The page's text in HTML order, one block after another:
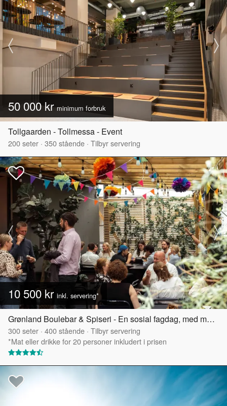
50 000 krminimum forbruk
Tollgaarden - Tollmessa - Event
200seter · 350stående · Tilbyr servering
10 500 kr inkl. servering*
Grønland Boulebar & Spiseri - En sosial fagdag, med møtepakke!
300seter · 400stående · Tilbyr servering
*Mat eller drikke for 20 personer inkludert i prisen